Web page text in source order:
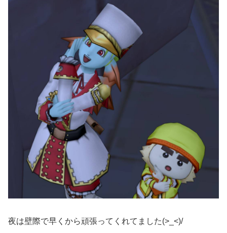
夜は壁際で早くから頑張ってくれてました(>_<)/